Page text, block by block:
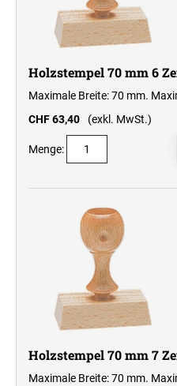
Holzstempel 70 mm 6
Maximale Breite: 70 mm.
CHF 63,40
(exkl. MwSt.)
Menge:
Holzstempel 70 mm 7
Maximale Breite: 70 mm.